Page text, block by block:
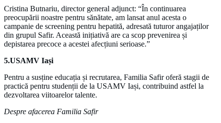
Cristina Butnariu, director general adjunct: “În continuarea
preocupării noastre pentru sănătate, am lansat anul acesta o
campanie de screening pentru hepatită, adresată tuturor angajaților
din grupul Safir. Această inițiativă are ca scop prevenirea și
depistarea precoce a acestei afecțiuni serioase.”
5.USAMV Iași
Pentru a susține educația și recrutarea, Familia Safir oferă stagii de
practică pentru studenții de la USAMV Iași, contribuind astfel la
dezvoltarea viitoarelor talente.
Despre afacerea Familia Safir